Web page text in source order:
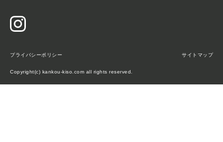
プライバシーポリシー サイトマップ
Copyright(c) kankou-kiso.com all rights reserved.